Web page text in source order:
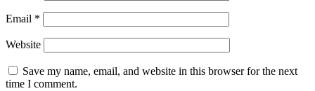
Email *
Website
Save my name, email, and website in this browser for the next
time I comment.